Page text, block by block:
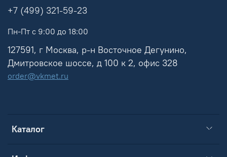
Каталог
+7 (499) 321-59-23
Пн-Пт с 9:00 до 18:00
127591, г Москва, р-н Восточное Дегунино,
Дмитровское шоссе, д 100 к 2, офис 328
order@vkmet.ru